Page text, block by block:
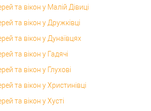
та вікон у Малій Дівиці
та вікон у Дружківці
та вікон у Дунаївцях
та вікон у Гадячі
та вікон у Глухові
та вікон у Христинівці
та вікон у Хусті